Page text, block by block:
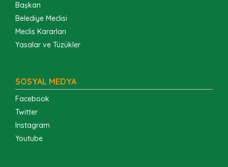
Başkan
Belediye Meclisi
Meclis Kararları
Yasalar ve Tüzükler
SOSYAL MEDYA
Facebook
Twitter
Instagram
Youtube